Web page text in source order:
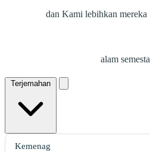
dan Kami lebihkan mereka
alam semesta
Terjemahan